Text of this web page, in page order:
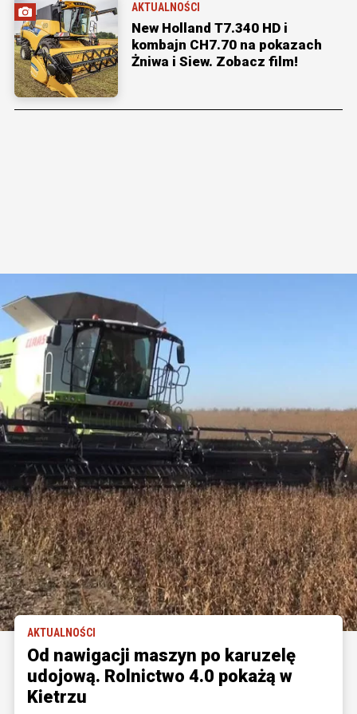
AKTUALNOŚCI
New Holland T7.340 HD i
kombajn CH7.70 na pokazach
Żniwa i Siew. Zobacz film!
AKTUALNOŚCI
Od nawigacji maszyn po karuzelę
udojową. Rolnictwo 4.0 pokażą w
Kietrzu